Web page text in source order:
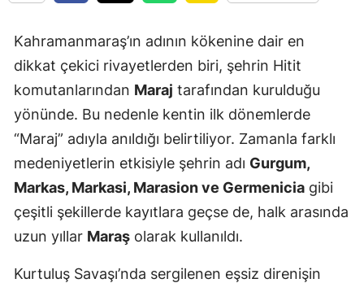
Kahramanmaraş’ın adının kökenine dair en
dikkat çekici rivayetlerden biri, şehrin Hitit
komutanlarından Maraj tarafından kurulduğu
yönünde. Bu nedenle kentin ilk dönemlerde
“Maraj” adıyla anıldığı belirtiliyor. Zamanla farklı
medeniyetlerin etkisiyle şehrin adı Gurgum,
Markas, Markasi, Marasion ve Germenicia gibi
çeşitli şekillerde kayıtlara geçse de, halk arasında
uzun yıllar Maraş olarak kullanıldı.
Kurtuluş Savaşı’nda sergilenen eşsiz direnişin